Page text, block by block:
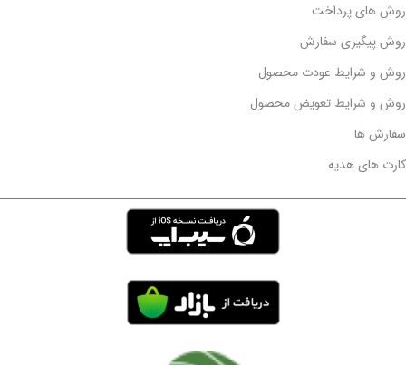
روش های پرداخت
روش پیگیری سفارش
روش و شرایط عودت محصول
روش و شرایط تعویض محصول
سفارش ها
کارت های هدیه